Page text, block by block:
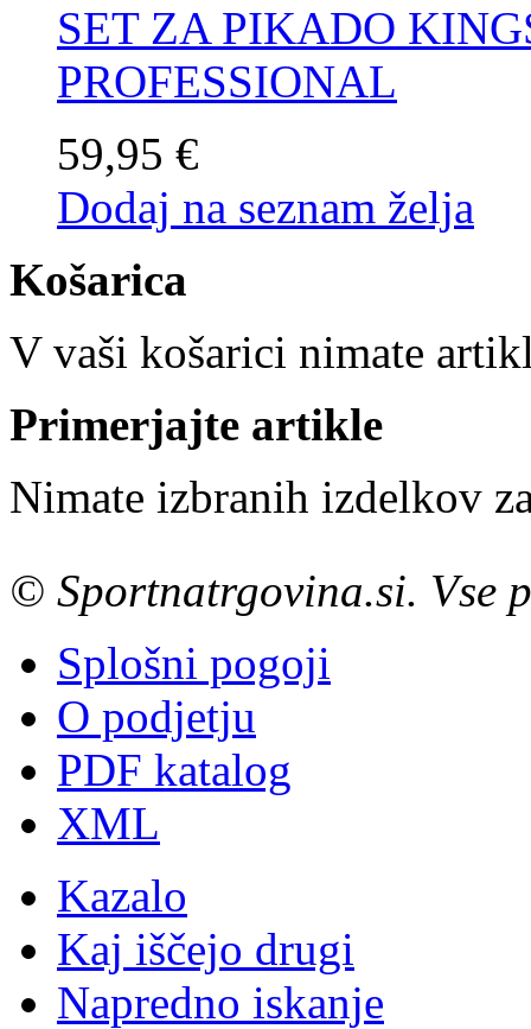
SET ZA PIKADO
PROFESSIONAL
59,95 €
Dodaj na seznam želja
Košarica
V vaši košarici nimate
Primerjajte artikle
Nimate izbranih izdelkov
© Sportnatrgovina.si. Vse
Splošni pogoji
O podjetju
PDF katalog
XML
Kazalo
Kaj iščejo drugi
Napredno iskanje